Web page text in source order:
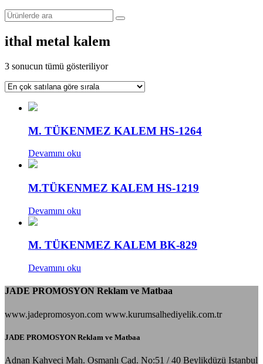
ithal metal kalem
3 sonucun tümü gösteriliyorPopülerliğe
sıralandı
M. TÜKENMEZ KALEM HS-1264
Devamını oku
M.TÜKENMEZ KALEM HS-1219
Devamını oku
M. TÜKENMEZ KALEM BK-829
Devamını oku
JADE PROMOSYON Reklam ve Matbaa
www.jadepromosyon.com www.kurumsalhediyelik.com.tr
JADE PROMOSYON Reklam ve Matbaa
Adnan Kahveci Mah. Osmanlı Cad. No:51 / 40 Beylikdüzü Istanbul